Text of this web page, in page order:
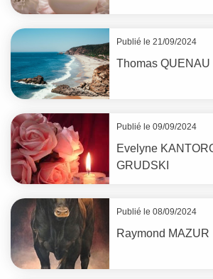
Publié le 21/09/2024
Thomas QUENAU
Publié le 09/09/2024
Evelyne
GRUDSKI
Publié le 08/09/2024
Raymond MAZUR